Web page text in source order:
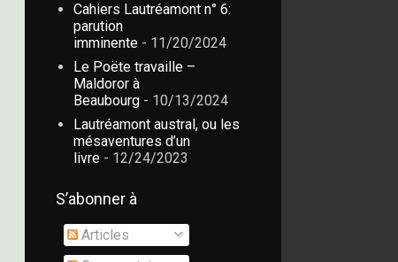
Cahiers Lautréamont n° 6:
parution
imminente - 11/20/2024
Le Poëte travaille –
Maldoror à
Beaubourg - 10/13/2024
Lautréamont austral, ou les
mésaventures d’un
livre - 12/24/2023
S’abonner à
Articles